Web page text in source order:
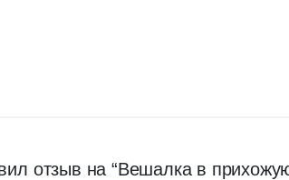
отзыв на “Вешалка в